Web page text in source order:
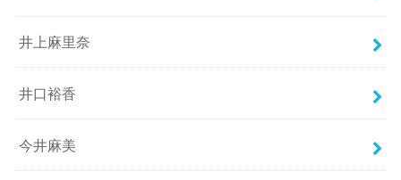
井上麻里奈
井口裕香
今井麻美